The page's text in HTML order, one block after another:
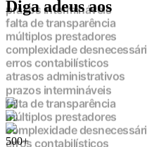
Diga adeus aos
prazos intermináveis
falta de transparência
múltiplos prestadores
complexidade desnecessária
erros contabilísticos
atrasos administrativos
prazos intermináveis
falta de transparência
múltiplos prestadores
complexidade desnecessária
500+